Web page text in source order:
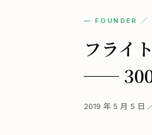
— FOUNDER ／
フライ
──
2019 年 5 月 5 日